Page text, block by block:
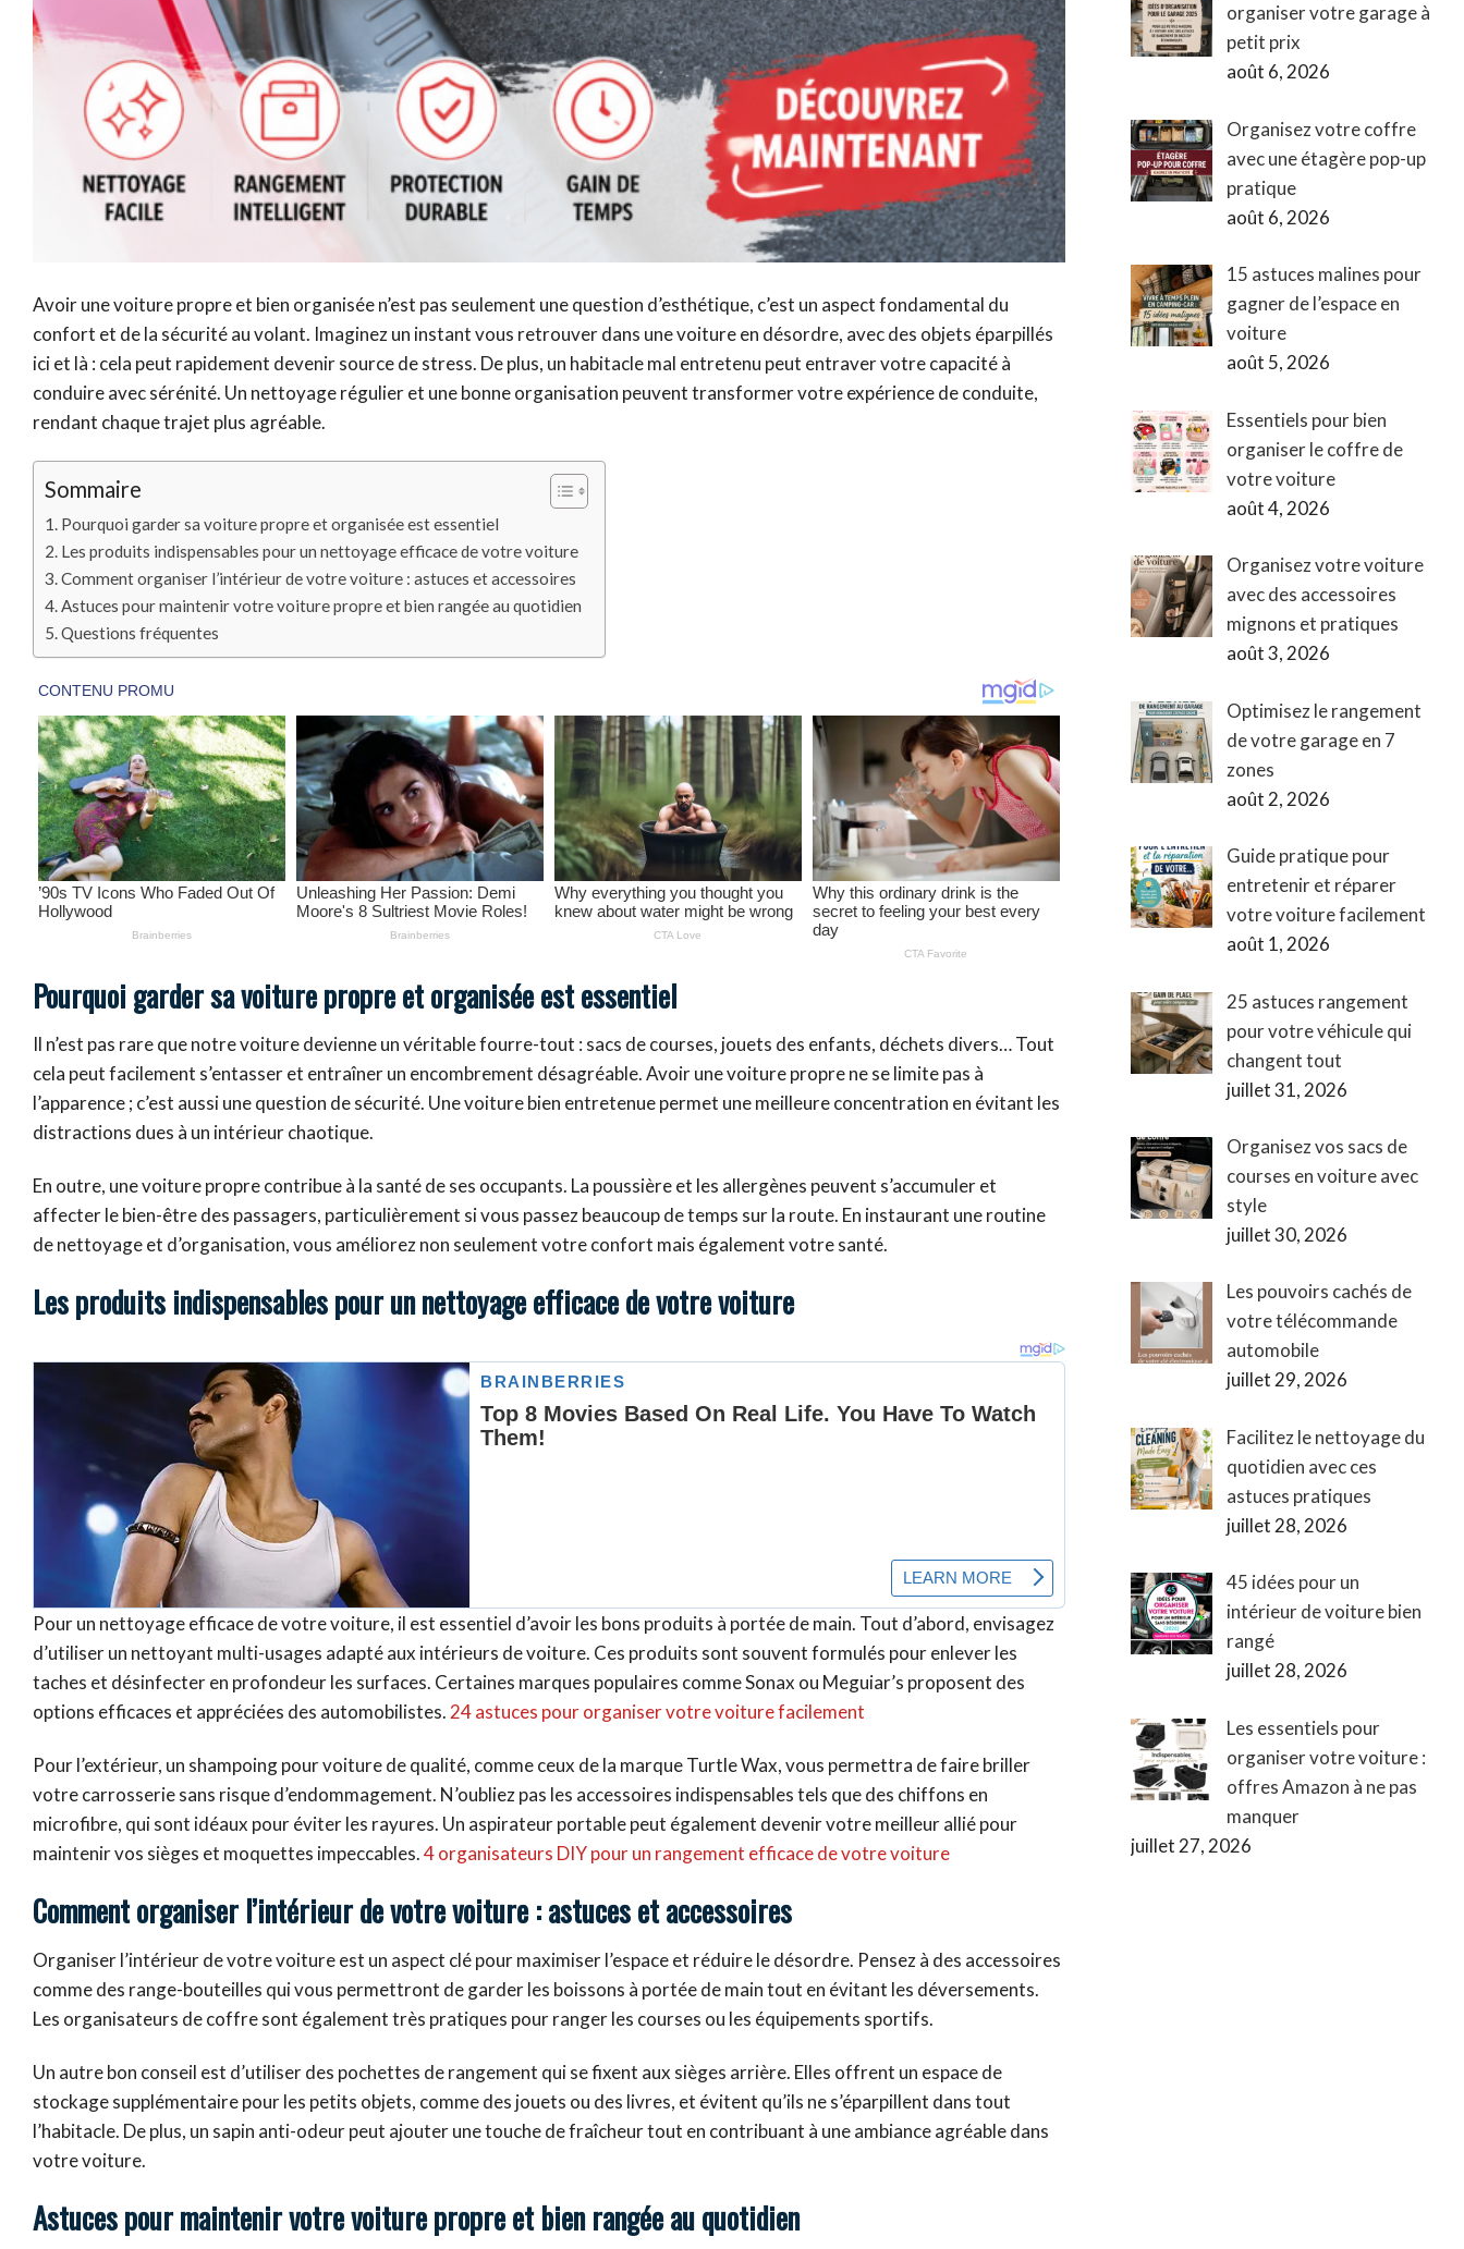
Avoir une voiture propre et bien organisée n’est pas seulement une question d’esthétique, c’est un aspect fondamental du
confort et de la sécurité au volant. Imaginez un instant vous retrouver dans une voiture en désordre, avec des objets éparpillés
ici et là : cela peut rapidement devenir source de stress. De plus, un habitacle mal entretenu peut entraver votre capacité à
conduire avec sérénité. Un nettoyage régulier et une bonne organisation peuvent transformer votre expérience de conduite,
rendant chaque trajet plus agréable.
Sommaire
Pourquoi garder sa voiture propre et organisée est essentiel
Les produits indispensables pour un nettoyage efficace de votre voiture
Comment organiser l’intérieur de votre voiture : astuces et accessoires
Astuces pour maintenir votre voiture propre et bien rangée au quotidien
Questions fréquentes
Pourquoi garder sa voiture propre et organisée est essentiel
Il n’est pas rare que notre voiture devienne un véritable fourre-tout : sacs de courses, jouets des enfants, déchets divers… Tout
cela peut facilement s’entasser et entraîner un encombrement désagréable. Avoir une voiture propre ne se limite pas à
l’apparence ; c’est aussi une question de sécurité. Une voiture bien entretenue permet une meilleure concentration en évitant les
distractions dues à un intérieur chaotique.
En outre, une voiture propre contribue à la santé de ses occupants. La poussière et les allergènes peuvent s’accumuler et
affecter le bien-être des passagers, particulièrement si vous passez beaucoup de temps sur la route. En instaurant une routine
de nettoyage et d’organisation, vous améliorez non seulement votre confort mais également votre santé.
Les produits indispensables pour un nettoyage efficace de votre voiture
Pour un nettoyage efficace de votre voiture, il est essentiel d’avoir les bons produits à portée de main. Tout d’abord, envisagez
d’utiliser un nettoyant multi-usages adapté aux intérieurs de voiture. Ces produits sont souvent formulés pour enlever les
taches et désinfecter en profondeur les surfaces. Certaines marques populaires comme Sonax ou Meguiar’s proposent des
options efficaces et appréciées des automobilistes. 24 astuces pour organiser votre voiture facilement
Pour l’extérieur, un shampoing pour voiture de qualité, comme ceux de la marque Turtle Wax, vous permettra de faire briller
votre carrosserie sans risque d’endommagement. N’oubliez pas les accessoires indispensables tels que des chiffons en
microfibre, qui sont idéaux pour éviter les rayures. Un aspirateur portable peut également devenir votre meilleur allié pour
maintenir vos sièges et moquettes impeccables.4 organisateurs DIY pour un rangement efficace de votre voiture
Comment organiser l’intérieur de votre voiture : astuces et accessoires
Organiser l’intérieur de votre voiture est un aspect clé pour maximiser l’espace et réduire le désordre. Pensez à des accessoires
comme des range-bouteilles qui vous permettront de garder les boissons à portée de main tout en évitant les déversements.
Les organisateurs de coffre sont également très pratiques pour ranger les courses ou les équipements sportifs.
Un autre bon conseil est d’utiliser des pochettes de rangement qui se fixent aux sièges arrière. Elles offrent un espace de
stockage supplémentaire pour les petits objets, comme des jouets ou des livres, et évitent qu’ils ne s’éparpillent dans tout
l’habitacle. De plus, un sapin anti-odeur peut ajouter une touche de fraîcheur tout en contribuant à une ambiance agréable dans
votre voiture.
Astuces pour maintenir votre voiture propre et bien rangée au quotidien
organiser votre garage à
petit prix
août 6, 2026
Organisez votre coffre
avec une étagère pop-up
pratique
août 6, 2026
15 astuces malines pour
gagner de l’espace en
voiture
août 5, 2026
Essentiels pour bien
organiser le coffre de
votre voiture
août 4, 2026
Organisez votre voiture
avec des accessoires
mignons et pratiques
août 3, 2026
Optimisez le rangement
de votre garage en 7
zones
août 2, 2026
Guide pratique pour
entretenir et réparer
votre voiture facilement
août 1, 2026
25 astuces rangement
pour votre véhicule qui
changent tout
juillet 31, 2026
Organisez vos sacs de
courses en voiture avec
style
juillet 30, 2026
Les pouvoirs cachés de
votre télécommande
automobile
juillet 29, 2026
Facilitez le nettoyage du
quotidien avec ces
astuces pratiques
juillet 28, 2026
45 idées pour un
intérieur de voiture bien
rangé
juillet 28, 2026
Les essentiels pour
organiser votre voiture :
offres Amazon à ne pas
manquer
juillet 27, 2026